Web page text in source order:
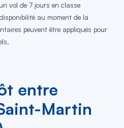
vol de 7 jours en classe
au moment de la
peuvent être appliqués pour
entre
Martin